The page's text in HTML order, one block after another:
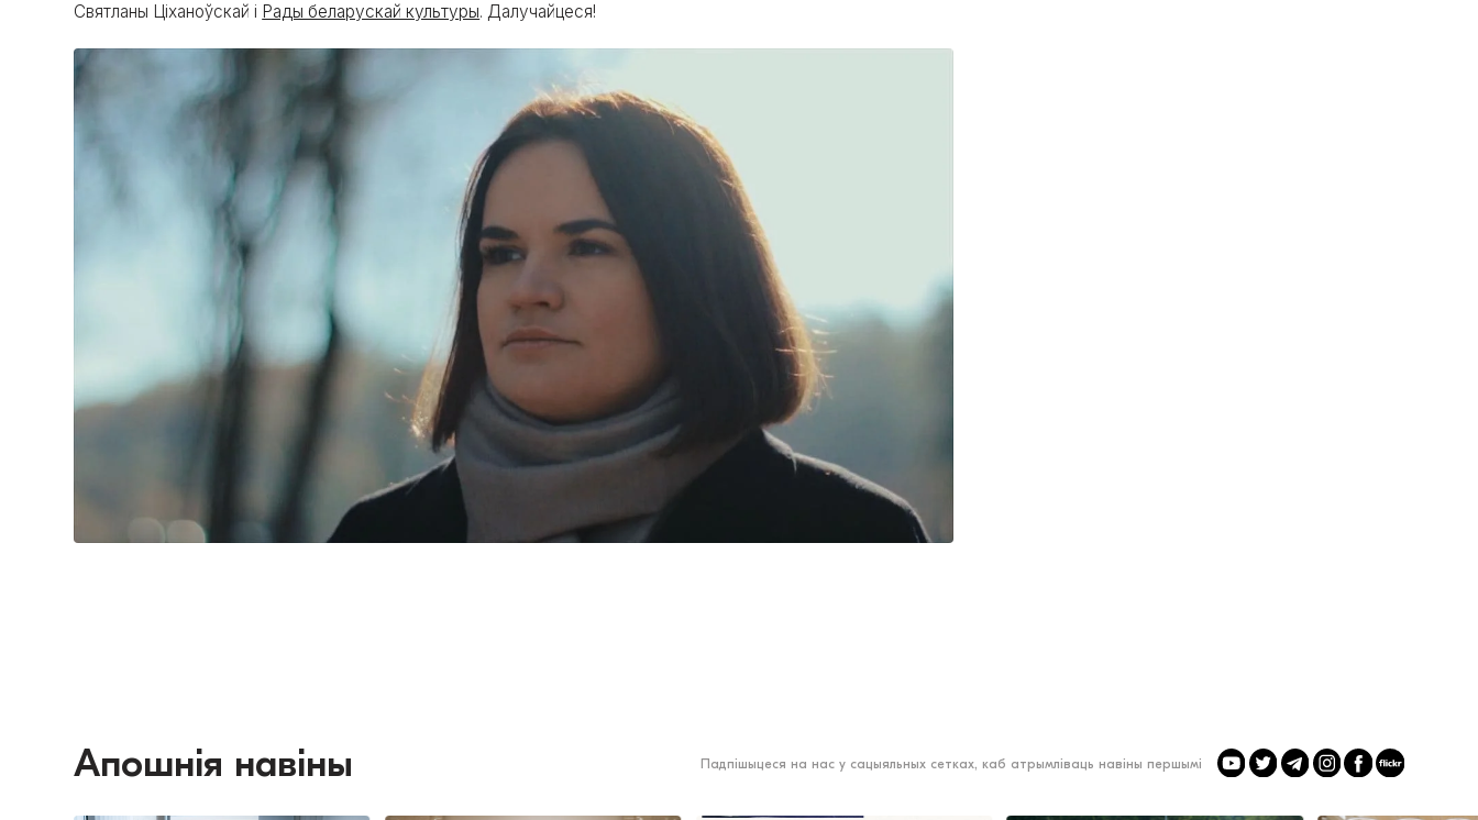
Святланы Ціханоўскай і Рады беларускай культуры. Далучайцеся!
Апошнія навіны Падпішыцеся на нас у сацыяльных сетках, каб атрымліваць навіны першымі